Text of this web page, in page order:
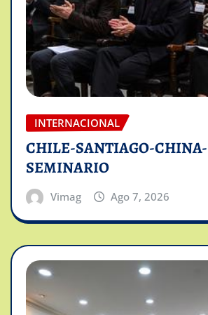
INTERNACIONAL
CHILE-SANTIAGO-CHINA-
SEMINARIO
Vimag Ago 7, 2026